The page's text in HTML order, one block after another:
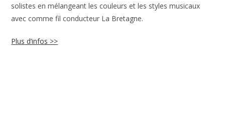
solistes en mélangeant les couleurs et les styles musicaux
avec comme fil conducteur La Bretagne.
Plus d’infos >>